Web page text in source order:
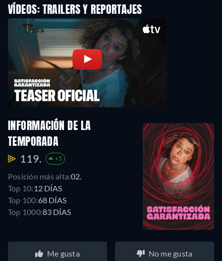
VÍDEOS: TRAILERS Y REPORTAJES
INFORMACIÓN DE LA
TEMPORADA
119. +5
Posición más alta:02.
Top 10: 12 DÍAS
Top 100:68 DÍAS
Top 1000:83 DÍAS
Me gusta No me gusta